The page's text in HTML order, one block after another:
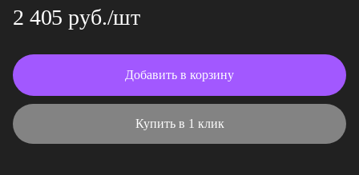
2 405 руб./шт
Добавить в корзину
Купить в 1 клик